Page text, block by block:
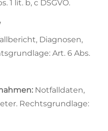
1 lit. b, c DSGVO.
Diagnosen,
Art. 6 Abs.
Notfalldaten,
Rechtsgrundlage: